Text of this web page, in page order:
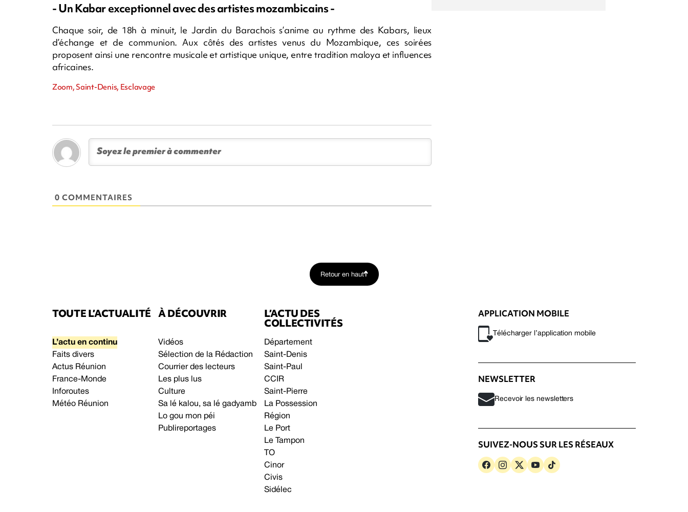
- Un Kabar exceptionnel avec des artistes mozambicains -
Chaque soir, de 18h à minuit, le Jardin du Barachois s’anime au rythme des Kabars, lieux
d’échange et de communion. Aux côtés des artistes venus du Mozambique, ces soirées
proposent ainsi une rencontre musicale et artistique unique, entre tradition maloya et influences
africaines.
Zoom, Saint-Denis, Esclavage
0 COMMENTAIRES
Retour en haut
TOUTE L’ACTUALITÉ
L’actu en continu
Faits divers
Actus Réunion
France-Monde
Inforoutes
Météo Réunion
À DÉCOUVRIR
Vidéos
Sélection de la Rédaction
Courrier des lecteurs
Les plus lus
Culture
Sa lé kalou, sa lé gadyamb
Lo gou mon péi
Publireportages
L’ACTU DES
COLLECTIVITÉS
Département
Saint-Denis
Saint-Paul
CCIR
Saint-Pierre
La Possession
Région
Le Port
Le Tampon
TO
Cinor
Civis
Sidélec
APPLICATION MOBILE
Télécharger l’application mobile
NEWSLETTER
Recevoir les newsletters
SUIVEZ-NOUS SUR LES RÉSEAUX